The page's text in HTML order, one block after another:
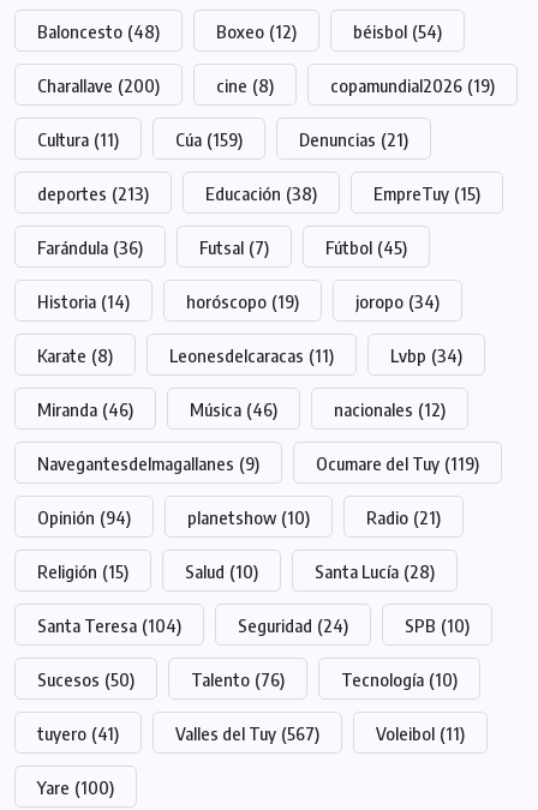
Baloncesto (48) Boxeo (12) béisbol (54)
Charallave (200) cine (8) copamundial2026 (19)
Cultura (11) Cúa (159) Denuncias (21)
deportes (213) Educación (38) EmpreTuy (15)
Farándula (36) Futsal (7) Fútbol (45)
Historia (14) horóscopo (19) joropo (34)
Karate (8) Leonesdelcaracas (11) Lvbp (34)
Miranda (46) Música (46) nacionales (12)
Navegantesdelmagallanes (9) Ocumare del Tuy (119)
Opinión (94) planetshow (10) Radio (21)
Religión (15) Salud (10) Santa Lucía (28)
Santa Teresa (104) Seguridad (24) SPB (10)
Sucesos (50) Talento (76) Tecnología (10)
tuyero (41) Valles del Tuy (567) Voleibol (11)
Yare (100)